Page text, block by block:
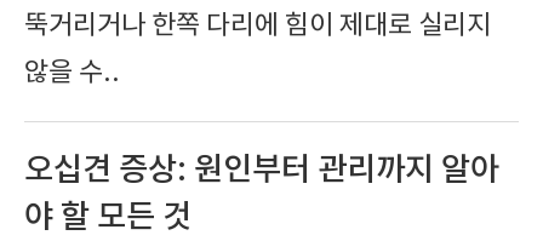
뚝거리거나 한쪽 다리에 힘이 제대로 실리지
않을 수..
오십견 증상: 원인부터 관리까지 알아
야 할 모든 것